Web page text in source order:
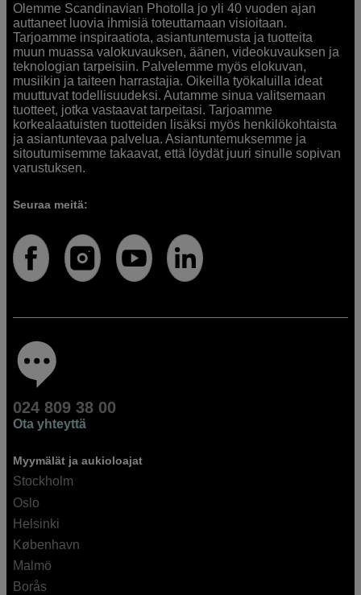
Olemme Scandinavian Photolla jo yli 40 vuoden ajan
auttaneet luovia ihmisiä toteuttamaan visioitaan.
Tarjoamme inspiraatiota, asiantuntemusta ja tuotteita
muun muassa valokuvauksen, äänen, videokuvauksen ja
teknologian tarpeisiin. Palvelemme myös elokuvan,
musiikin ja taiteen harrastajia. Oikeilla työkaluilla ideat
muuttuvat todellisuudeksi. Autamme sinua valitsemaan
tuotteet, jotka vastaavat tarpeitasi. Tarjoamme
korkealaatuisten tuotteiden lisäksi myös henkilökohtaista
ja asiantuntevaa palvelua. Asiantuntemuksemme ja
sitoutumisemme takaavat, että löydät juuri sinulle sopivan
varustuksen.
Seuraa meitä:
024 809 38 00
Ota yhteyttä
Myymälät ja aukioloajat
Stockholm
Oslo
Helsinki
København
Malmö
Borås